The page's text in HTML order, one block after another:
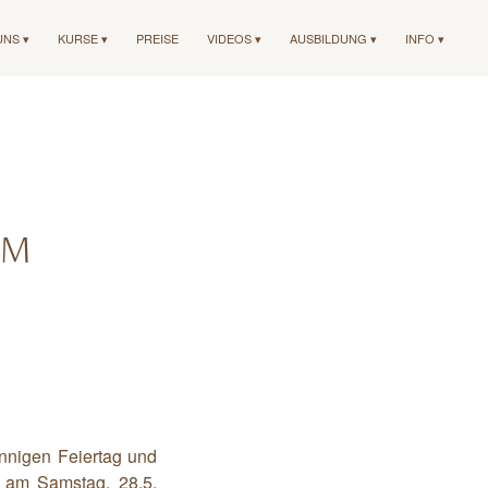
▾ KURSE ▾ PREISE VIDEOS ▾ AUSBILDUNG ▾ INFO ▾
Feiertag und
Samstag, 28.5.